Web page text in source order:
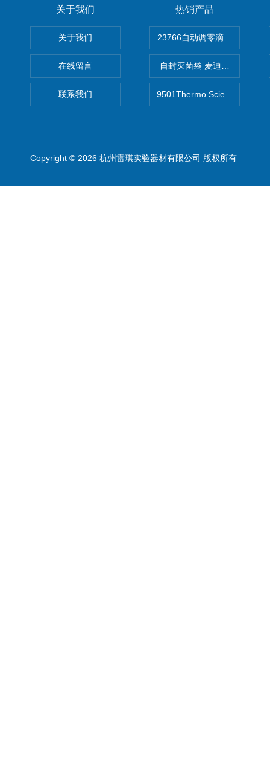
关于我们
关于我们
在线留言
联系我们
热销产品
自封灭菌袋 麦迪康Medicom
9501Thermo Scientific S1移
Copyright © 2026 杭州雷琪实验器材有限公司 版权所有